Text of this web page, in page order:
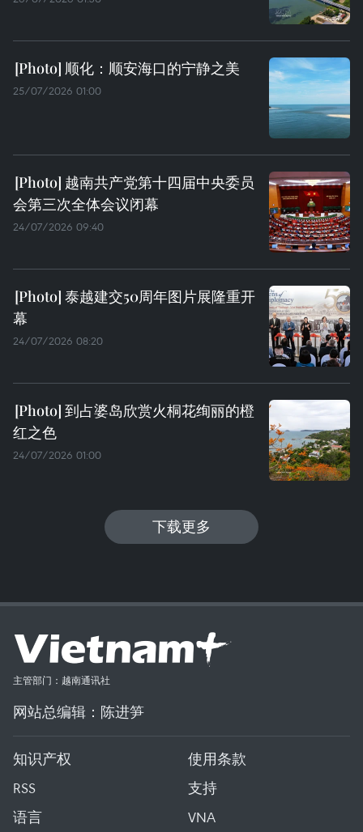
顺化：顺安海口的宁静之美
25/07/2026 01:00
越南共产党第十四届中央委员
会第三次全体会议闭幕
24/07/2026 09:40
泰越建交50周年图片展隆重开
幕
24/07/2026 08:20
到占婆岛欣赏火桐花绚丽的橙
红之色
24/07/2026 01:00
下载更多
主管部门：越南通讯社
网站总编辑：陈进笋
知识产权
使用条款
RSS
支持
语言
VNA